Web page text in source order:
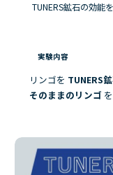
TUNERS鉱石の効能
実験内容
リンゴを TUNERS
そのままのリンゴ